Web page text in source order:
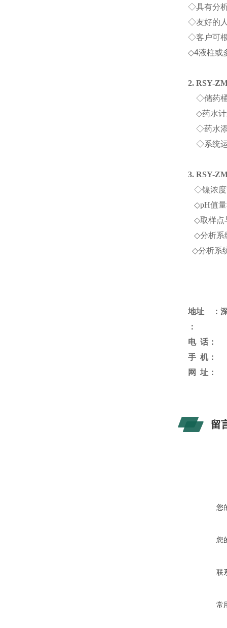
◇具有分
◇友好的
◇客户可
◇4液柱或
2. RSY-
◇储药
◇药水
◇药水
◇系统
3. RSY-
◇镍浓
◇pH值
◇取样点
◇分析系
◇分析系
地址 ：深
：
电 话：
手 机：
网
址：
留
您
您
联
常